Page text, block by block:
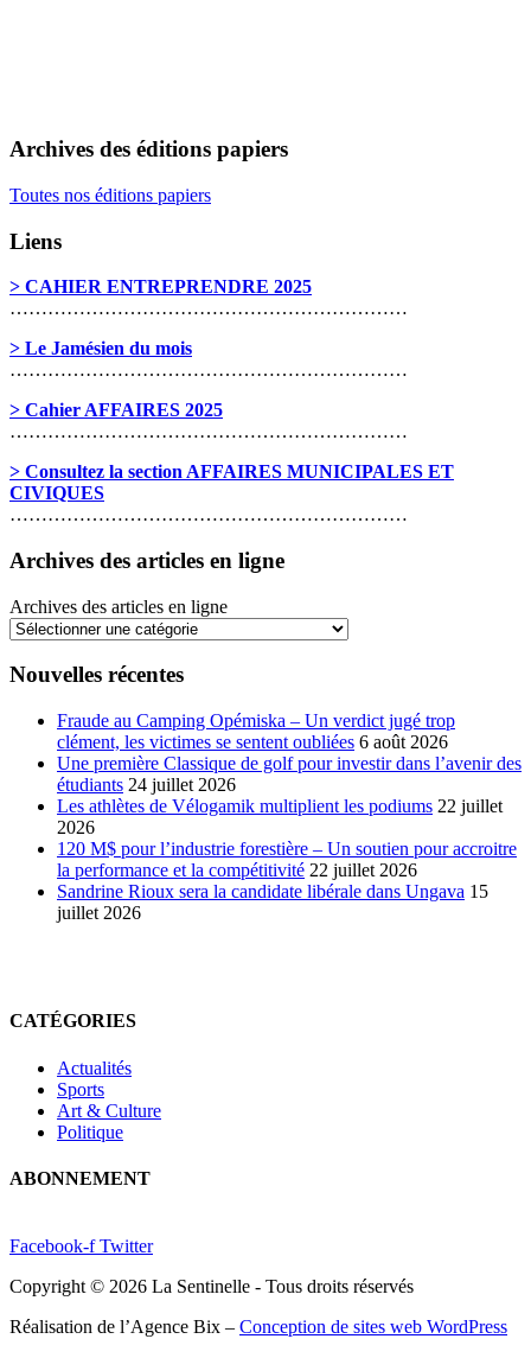
Archives des éditions papiers
Toutes nos éditions papiers
Liens
> CAHIER ENTREPRENDRE 2025
………………………………………………………
> Le Jamésien du mois
………………………………………………………
> Cahier AFFAIRES 2025
………………………………………………………
> Consultez la section AFFAIRES MUNICIPALES ET
CIVIQUES
………………………………………………………
Archives des articles en ligne
Archives des articles en ligne
Nouvelles récentes
Fraude au Camping Opémiska – Un verdict jugé trop
clément, les victimes se sentent oubliées 6 août 2026
Une première Classique de golf pour investir dans l’avenir des
étudiants 24 juillet 2026
Les athlètes de Vélogamik multiplient les podiums 22 juillet
2026
120 M$ pour l’industrie forestière – Un soutien pour accroitre
la performance et la compétitivité 22 juillet 2026
Sandrine Rioux sera la candidate libérale dans Ungava 15
juillet 2026
CATÉGORIES
Actualités
Sports
Art & Culture
Politique
ABONNEMENT
Facebook-f Twitter
Copyright © 2026 La Sentinelle - Tous droits réservés
Réalisation de l’Agence Bix – Conception de sites web WordPress